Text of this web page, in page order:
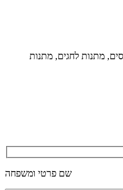
מתנות לחגים, מתנות
שם פרטי ומשפחה